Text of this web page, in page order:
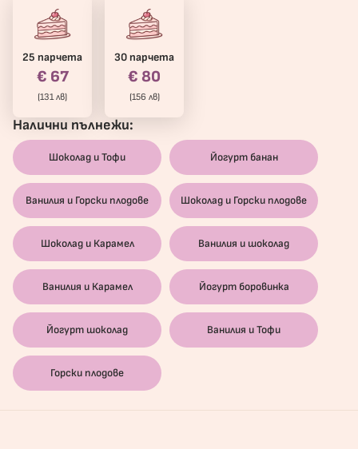
25 парчета
€ 67
(131 лв)
30 парчета
€ 80
(156 лв)
Налични пълнежи:
Шоколад и Тофи Йогурт банан
Ванилия и Горски плодове Шоколад и Горски плодове
Шоколад и Карамел Ванилия и шоколад
Ванилия и Карамел Йогурт боровинка
Йогурт шоколад Ванилия и Тофи
Горски плодове